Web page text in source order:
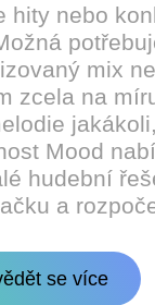
hity nebo
mix
zcela na
jakákoli,
Mood
hudební
a
se více